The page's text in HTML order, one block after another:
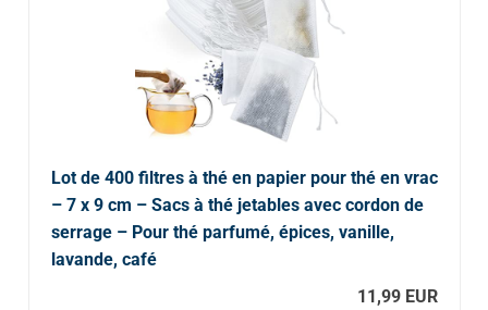
Lot de 400 filtres à thé en papier pour thé en vrac
– 7 x 9 cm – Sacs à thé jetables avec cordon de
serrage – Pour thé parfumé, épices, vanille,
lavande, café
11,99 EUR